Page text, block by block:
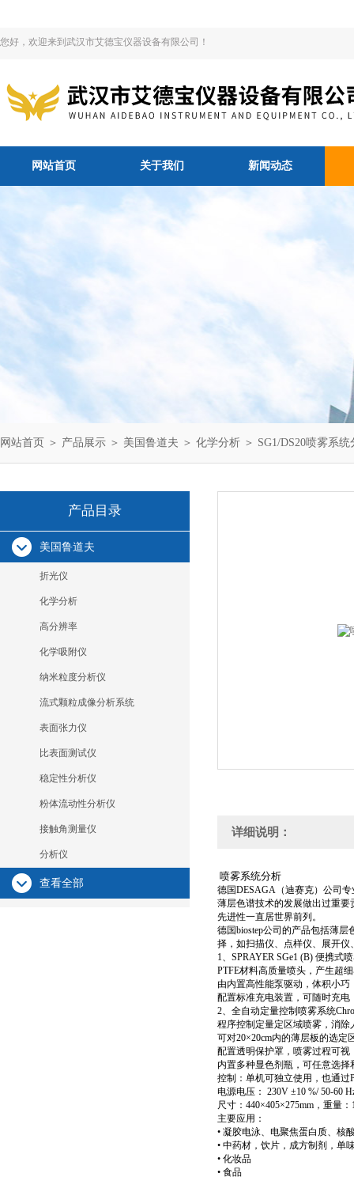
您好，欢迎来到武汉市艾德宝仪器设备有限公司！
网站首页 关于我们 新闻动态
网站首页 ＞ 产品展示 ＞ 美国鲁道夫 ＞ 化学分析 ＞ SG1/DS20喷雾系统
产品目录
美国鲁道夫
折光仪
化学分析
高分辨率
化学吸附仪
纳米粒度分析仪
流式颗粒成像分析系统
表面张力仪
比表面测试仪
稳定性分析仪
粉体流动性分析仪
接触角测量仪
分析仪
查看全部
详细说明：
喷雾系统分析
德国DESAGA（迪赛克）公司
薄层色谱技术的发展做出过重要
先进性一直居世界前列。
德国biostep公司的产品包括薄
择，如扫描仪、点样仪、展开
1、SPRAYER SGe1 (B) 便携式
PTFE材料高质量喷头，产生超
由内置高性能泵驱动，体积小
配置标准充电装置，可随时充电
2、全自动定量控制喷雾系统
程序控制定量定区域喷雾，消
可对20×20cm内的薄层板的选定
配置透明保护罩，喷雾过程可
内置多种显色剂瓶，可任意选
控制：单机可独立使用，也通过
电源电压： 230V ±10 %/ 50-60
尺寸：440×405×275mm，重量
主要应用：
• 凝胶电泳、电聚焦蛋白质、核
• 中药材，饮片，成方制剂，单
• 化妆品
• 食品